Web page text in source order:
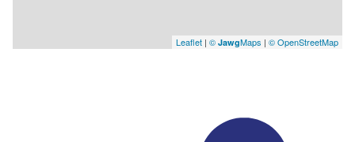
Leaflet | © JawgMaps | © OpenStreetMap